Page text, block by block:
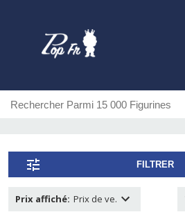
FILTRER
Prix affiché: Prix de ve.